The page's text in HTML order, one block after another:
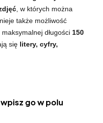
, w których można
także możliwość
maksymalnej długości 150
się litery, cyfry,
go w polu